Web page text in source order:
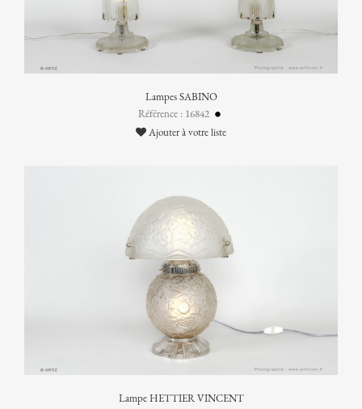
Lampes SABINO
Référence : 16842
Ajouter à votre liste
Lampe HETTIER VINCENT